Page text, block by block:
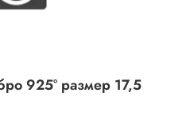
925° размер 17,5